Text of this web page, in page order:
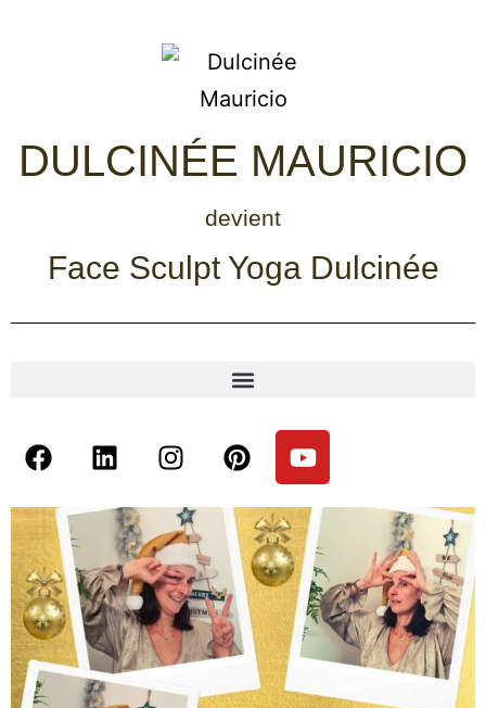
DULCINÉE MAURICIO
devient
Face Sculpt Yoga Dulcinée